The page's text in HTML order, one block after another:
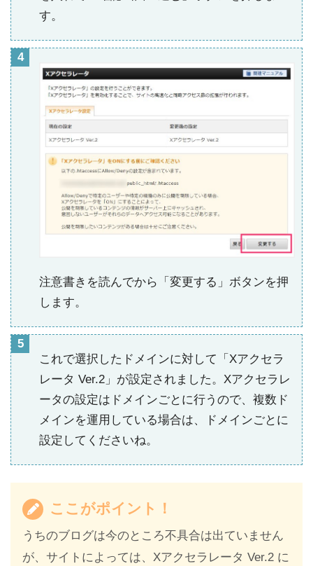
す。
注意書きを読んでから「変更する」ボタンを押
します。
これで選択したドメインに対して「Xアクセラ
レータ Ver.2」が設定されました。Xアクセラレ
ータの設定はドメインごとに行うので、複数ド
メインを運用している場合は、ドメインごとに
設定してくださいね。
ここがポイント！
うちのブログは今のところ不具合は出ていません
が、サイトによっては、Xアクセラレータ Ver.2 に